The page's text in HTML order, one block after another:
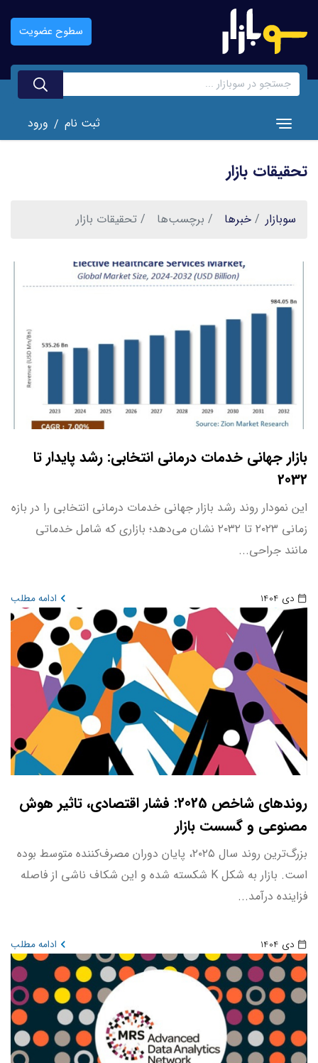
اصلی
سطوح عضویت
Toggle navigation ثبت نام / ورود
تحقیقات بازار
سوبازار خبر‌ها برچسب‌ها تحقیقات بازار
بازار جهانی خدمات درمانی انتخابی: رشد پایدار تا
2032
این نمودار روند رشد بازار جهانی خدمات درمانی انتخابی را در بازه
زمانی ۲۰۲۳ تا ۲۰۳۲ نشان می‌دهد؛ بازاری که شامل خدماتی
مانند جراحی...
دی 1404 ادامه مطلب
روندهای شاخص 2025: فشار اقتصادی، تاثیر هوش
مصنوعی و گسست بازار
بزرگ‌ترین روند سال ۲۰۲۵، پایان دوران مصرف‌کننده متوسط بوده
است. بازار به شکل K شکسته شده و این شکاف ناشی از فاصله
فزاینده درآمد...
دی 1404 ادامه مطلب